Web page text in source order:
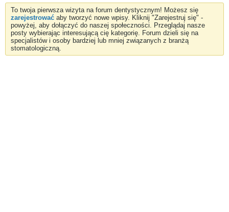
To twoja pierwsza wizyta na forum dentystycznym! Możesz się
zarejestrować aby tworzyć nowe wpisy. Kliknij "Zarejestruj się" -
powyżej, aby dołączyć do naszej społeczności. Przeglądaj nasze
posty wybierając interesującą cię kategorię. Forum dzieli się na
specjalistów i osoby bardziej lub mniej związanych z branżą
stomatologiczną.